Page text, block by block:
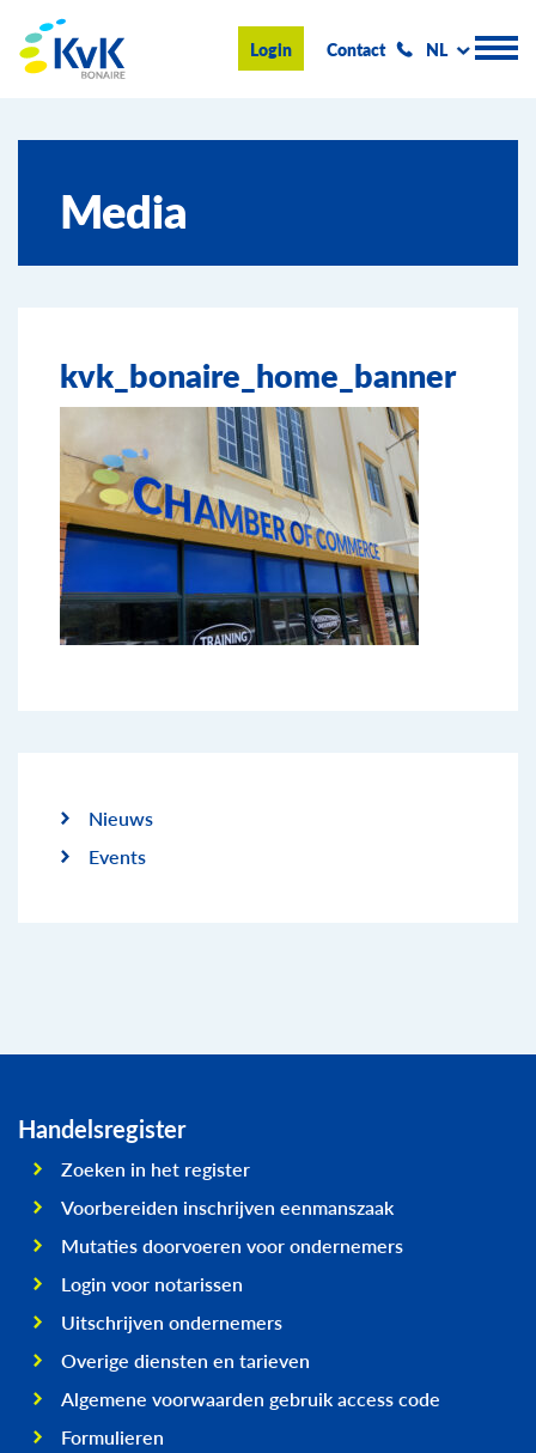
KvK Bonaire
Login Contact NL
Advies en informatie
Ondernemen op Bonaire
Nieuws & Events
Media
kvk_bonaire_home_banner
Nieuws
Events
Handelsregister
Zoeken in het register
Voorbereiden inschrijven eenmanszaak
Mutaties doorvoeren voor ondernemers
Login voor notarissen
Uitschrijven ondernemers
Overige diensten en tarieven
Algemene voorwaarden gebruik access code
Formulieren